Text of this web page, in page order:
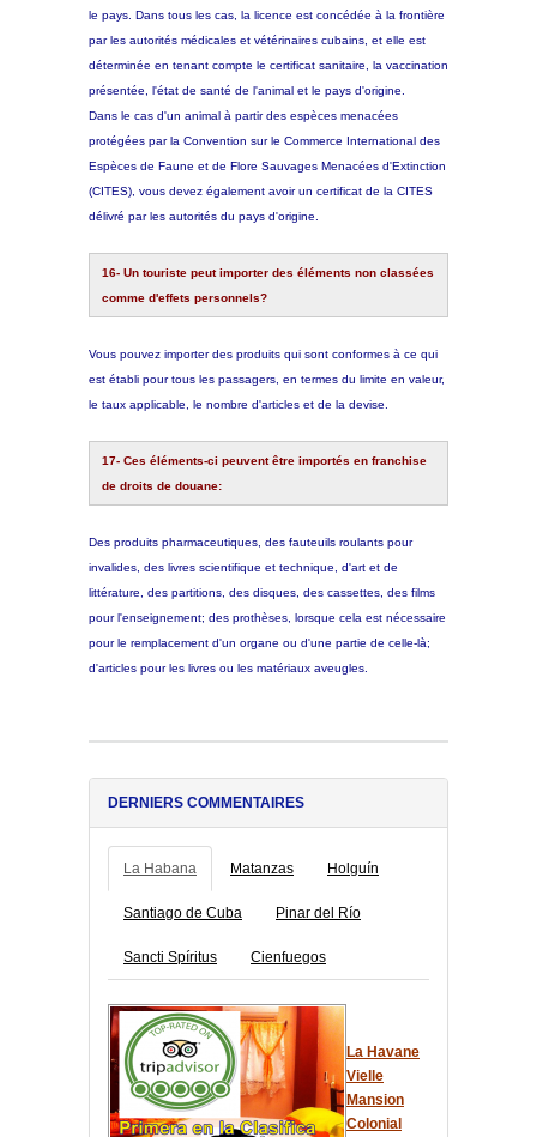
le pays. Dans tous les cas, la licence est concédée à la frontière
par les autorités médicales et vétérinaires cubains, et elle est
déterminée en tenant compte le certificat sanitaire, la vaccination
présentée, l'état de santé de l'animal et le pays d'origine.
Dans le cas d'un animal à partir des espèces menacées
protégées par la Convention sur le Commerce International des
Espèces de Faune et de Flore Sauvages Menacées d'Extinction
(CITES), vous devez également avoir un certificat de la CITES
délivré par les autorités du pays d'origine.
16- Un touriste peut importer des éléments non classées
comme d'effets personnels?
Vous pouvez importer des produits qui sont conformes à ce qui
est établi pour tous les passagers, en termes du limite en valeur,
le taux applicable, le nombre d'articles et de la devise.
17- Ces éléments-ci peuvent être importés en franchise
de droits de douane:
Des produits pharmaceutiques, des fauteuils roulants pour
invalides, des livres scientifique et technique, d'art et de
littérature, des partitions, des disques, des cassettes, des films
pour l'enseignement; des prothèses, lorsque cela est nécessaire
pour le remplacement d'un organe ou d'une partie de celle-là;
d'articles pour les livres ou les matériaux aveugles.
DERNIERS COMMENTAIRES
La Habana Matanzas Holguín
Santiago de Cuba Pinar del Río
Sancti Spíritus Cienfuegos
La Havane
Vielle
Mansion
Colonial